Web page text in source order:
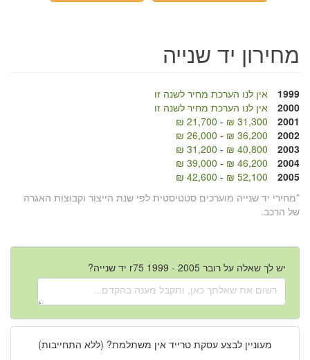
מחירון יד שנייה
1999
אין לנו הערכת מחיר לשנה זו
2000
אין לנו הערכת מחיר לשנה זו
2001
31,300 ₪
-
21,700 ₪
2002
36,200 ₪
-
26,000 ₪
2003
40,800 ₪
-
31,200 ₪
2004
46,200 ₪
-
39,000 ₪
2005
52,100 ₪
-
42,600 ₪
*מחירי יד שנייה מוערכים סטטיסטית לפי שנת הייצור וקבוצות האגרה
של הרכב.
יש לך שאלה על רובר r75 1999 - 2005 יד שנייה?
מעוניין לבצע עסקת טרייד אין משתלמת? (ללא התחייבות)